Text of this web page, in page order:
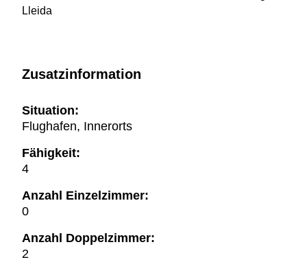
Lleida
Zusatzinformation
Situation:
Flughafen, Innerorts
Fähigkeit:
4
Anzahl Einzelzimmer:
0
Anzahl Doppelzimmer:
2